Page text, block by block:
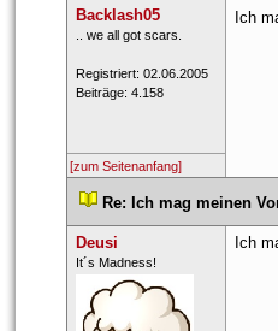
Backlash05
​.. we all got scars.
Registriert: 02.06.2005
Beiträge: 4.158
Ich
[zum Seitenanfang]
Re: Ich mag meinen
Deusi
​It´s Madness!
Ich